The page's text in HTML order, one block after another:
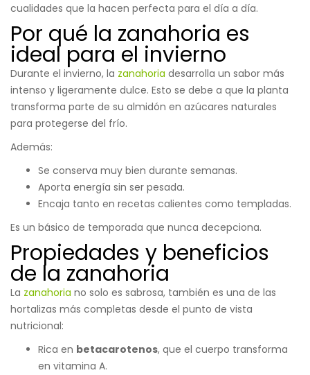
cualidades que la hacen perfecta para el día a día.
Por qué la zanahoria es
ideal para el invierno
Durante el invierno, la zanahoria desarrolla un sabor más
intenso y ligeramente dulce. Esto se debe a que la planta
transforma parte de su almidón en azúcares naturales
para protegerse del frío.
Además:
Se conserva muy bien durante semanas.
Aporta energía sin ser pesada.
Encaja tanto en recetas calientes como templadas.
Es un básico de temporada que nunca decepciona.
Propiedades y beneficios
de la zanahoria
La zanahoria no solo es sabrosa, también es una de las
hortalizas más completas desde el punto de vista
nutricional:
Rica en betacarotenos, que el cuerpo transforma
en vitamina A.